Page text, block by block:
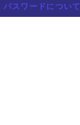
パスワードについて